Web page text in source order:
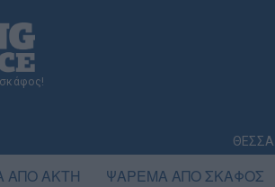
ΑΠΟ ΑΚΤΗ ΨΑΡΕΜΑ ΑΠΟ ΣΚΑΦΟΣ